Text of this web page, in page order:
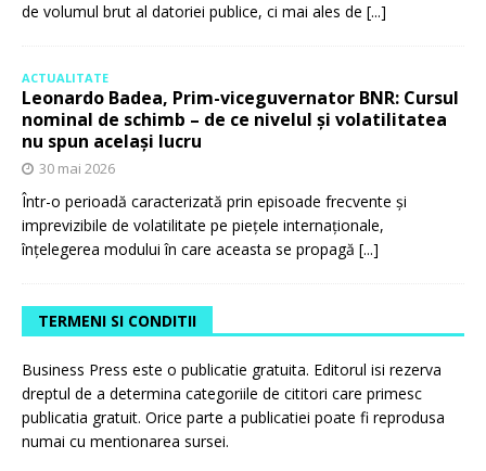
de volumul brut al datoriei publice, ci mai ales de [...]
ACTUALITATE
Leonardo Badea, Prim-viceguvernator BNR: Cursul
nominal de schimb – de ce nivelul și volatilitatea
nu spun același lucru
30 mai 2026
Într-o perioadă caracterizată prin episoade frecvente și
imprevizibile de volatilitate pe piețele internaționale,
înțelegerea modului în care aceasta se propagă [...]
TERMENI SI CONDITII
Business Press este o publicatie gratuita. Editorul isi rezerva
dreptul de a determina categoriile de cititori care primesc
publicatia gratuit. Orice parte a publicatiei poate fi reprodusa
numai cu mentionarea sursei.